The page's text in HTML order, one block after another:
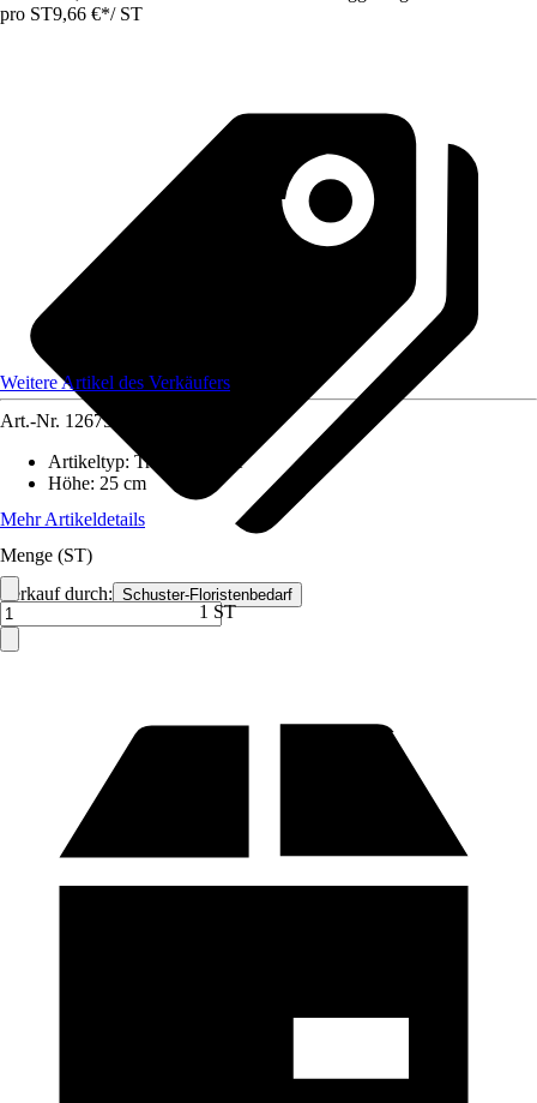
pro ST9,66 €*/ ST
Verkauf durch: Schuster-Floristenbedarf
Weitere Artikel des Verkäufers
Art.-Nr. 12675478
Artikeltyp: Trockenblume
Höhe: 25 cm
Mehr Artikeldetails
Menge (ST)
1 ST